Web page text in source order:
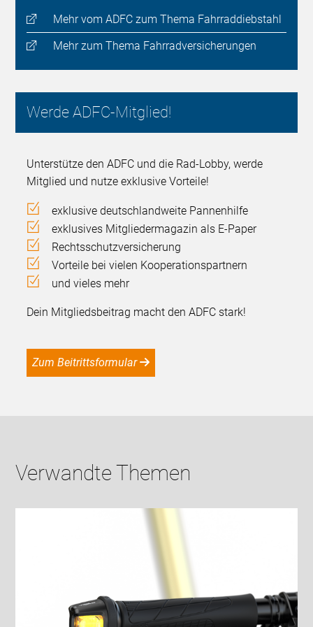
Mehr vom ADFC zum Thema Fahrraddiebstahl
Mehr zum Thema Fahrradversicherungen
Werde ADFC-Mitglied!
Unterstütze den ADFC und die Rad-Lobby, werde
Mitglied und nutze exklusive Vorteile!
exklusive deutschlandweite Pannenhilfe
exklusives Mitgliedermagazin als E-Paper
Rechtsschutzversicherung
Vorteile bei vielen Kooperationspartnern
und vieles mehr
Dein Mitgliedsbeitrag macht den ADFC stark!
Zum Beitrittsformular
Verwandte Themen